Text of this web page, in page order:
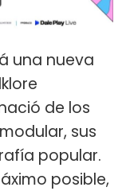
una nueva
de los
sus
popular.
posible,